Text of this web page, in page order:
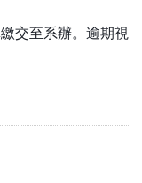
交至系辦。逾期視